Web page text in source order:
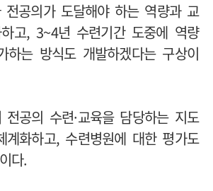
전공의가 도달해야 하는 역량과 교
고, 3~4년 수련기간 도중에 역량
하는 방식도 개발하겠다는 구상이
공의 수련·교육을 담당하는 지도
계화하고, 수련병원에 대한 평가도
다.